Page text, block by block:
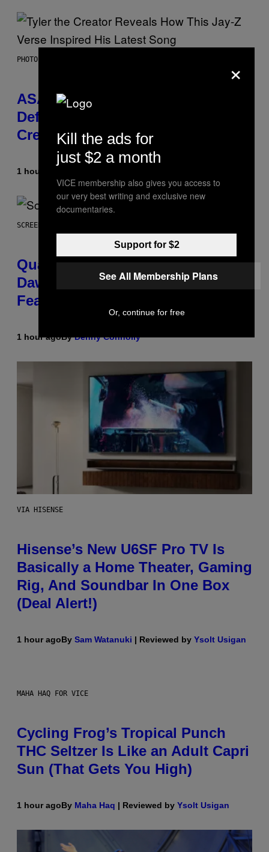
PHOTO BY MONICA SCHIPPER/GETTY IMAGES
ASAP Rocky Seemingly Gives
Definitive Answer on Tyler, The
Creator’s Sexuality
1 hour ago
SCREENSHOT: MACHINEGAMES/ID SOFTWARE
Quake Returns With Surprise
Dawn of the Machine Update
Featuring 19 New Maps
1 hour agoByDenny Connolly
VIA HISENSE
Hisense’s New U6SF Pro TV Is
Basically a Home Theater, Gaming
Rig, And Soundbar In One Box
(Deal Alert!)
1 hour agoBy Sam Watanuki | Reviewed by Ysolt Usigan
MAHA HAQ FOR VICE
Cycling Frog’s Tropical Punch
THC Seltzer Is Like an Adult Capri
Sun (That Gets You High)
1 hour agoBy Maha Haq | Reviewed by Ysolt Usigan
×
Kill the ads for
just $2 a month
VICE membership also gives you access to
our very best writing and exclusive new
documentaries.
Support for $2
See All Membership Plans
Or, continue for free